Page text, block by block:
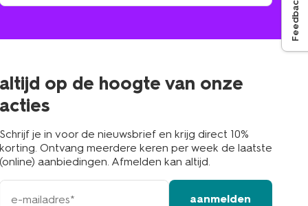
altijd op de hoogte van onze
acties
Schrijf je in voor de nieuwsbrief en krijg direct 10%
korting. Ontvang meerdere keren per week de laatste
(online) aanbiedingen. Afmelden kan altijd.
e-
mailadres
aanmelden
Feedback